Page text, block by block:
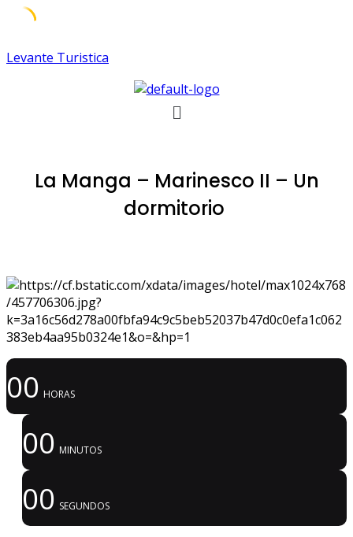
to
Levante Turistica
Menú
La Manga – Marinesco II – Un
dormitorio
00 HORAS
00 MINUTOS
00 SEGUNDOS